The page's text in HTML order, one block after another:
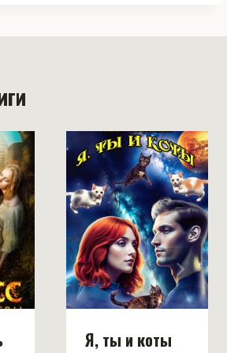
Я, ты и коты